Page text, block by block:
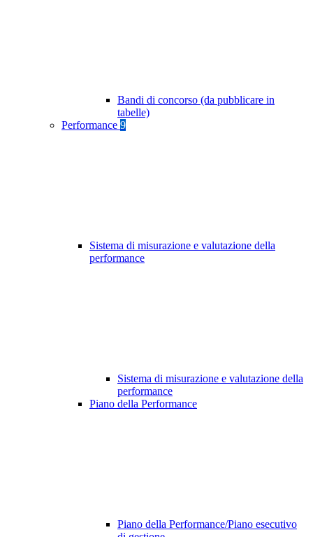
Bandi di concorso (da pubblicare in
tabelle)
Performance 9
Sistema di misurazione e valutazione della
performance
Sistema di misurazione e valutazione della
performance
Piano della Performance
Piano della Performance/Piano esecutivo